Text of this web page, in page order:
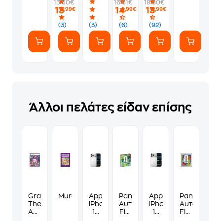
(3)
15.50€
13,99€
Φακελάκι
(7
Αυτοκόλλητα)
(3)
γ*μηθούνε
ευγενικά
(6)
16.61€
14,99€
(92)
18.80€
13,99€
Άλλοι πελάτες είδαν επίσης
Grand
Theft
Auto
MurdokuApple
iPhone
17
Panini
Αυτοκόλλητα
Fifa
Apple
iPhone
17
Panini
Fifa